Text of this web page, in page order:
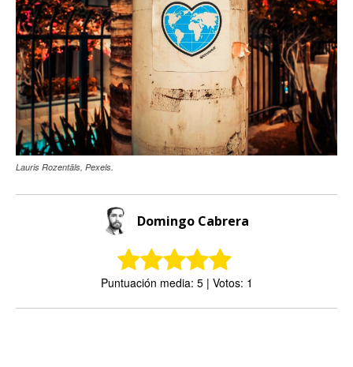
Lauris Rozentāls, Pexels.
Domingo Cabrera
Puntuación media: 5 | Votos: 1